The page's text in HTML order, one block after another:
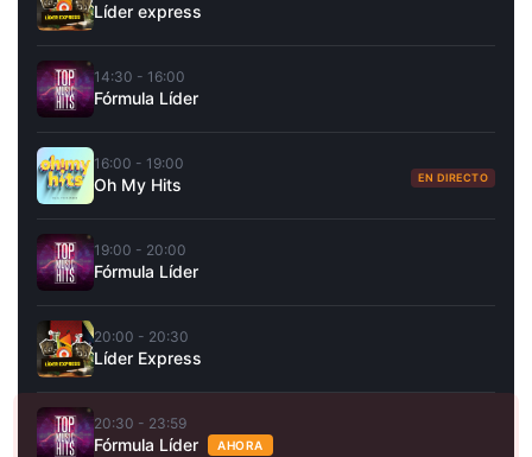
Líder express
14:30 - 16:00
Fórmula Líder
16:00 - 19:00
Oh My Hits EN DIRECTO
19:00 - 20:00
Fórmula Líder
20:00 - 20:30
Líder Express
20:30 - 23:59
Fórmula Líder AHORA